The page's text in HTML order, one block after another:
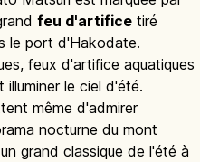
feu d'artifice tiré
le port d'Hakodate.
feux d'artifice aquatiques
le ciel d'été.
même d'admirer
nocturne du mont
grand classique de l'été à